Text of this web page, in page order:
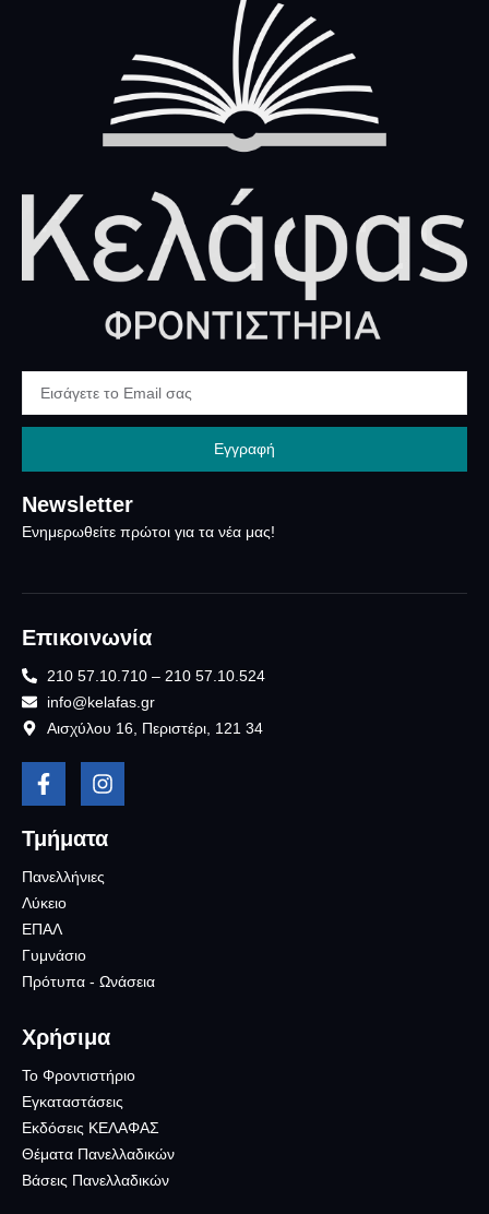
Newsletter
Ενημερωθείτε πρώτοι για τα νέα μας!
Εγγραφή
Επικοινωνία
210 57.10.710 – 210 57.10.524
info@kelafas.gr
Αισχύλου 16, Περιστέρι, 121 34
Τμήματα
Πανελλήνιες
Λύκειο
ΕΠΑΛ
Γυμνάσιο
Πρότυπα - Ωνάσεια
Χρήσιμα
Το Φροντιστήριο
Εγκαταστάσεις
Εκδόσεις ΚΕΛΑΦΑΣ
Θέματα Πανελλαδικών
Βάσεις Πανελλαδικών